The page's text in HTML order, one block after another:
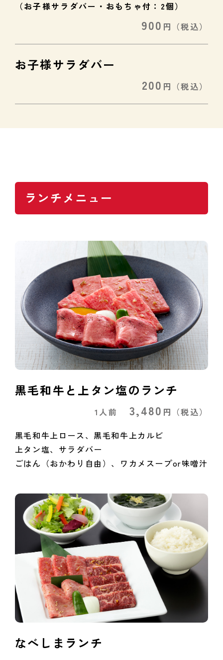
（お子様サラダバー・おもちゃ付：2個）
900 円 （税込）
お子様サラダバー
200 円 （税込）
ランチメニュー
黒毛和牛と上タン塩のランチ
1人前 3,480 円 （税込）
黒毛和牛上ロース、黒毛和牛上カルビ
上タン塩、サラダバー
ごはん（おかわり自由）、ワカメスープor味噌汁
なべしまランチ